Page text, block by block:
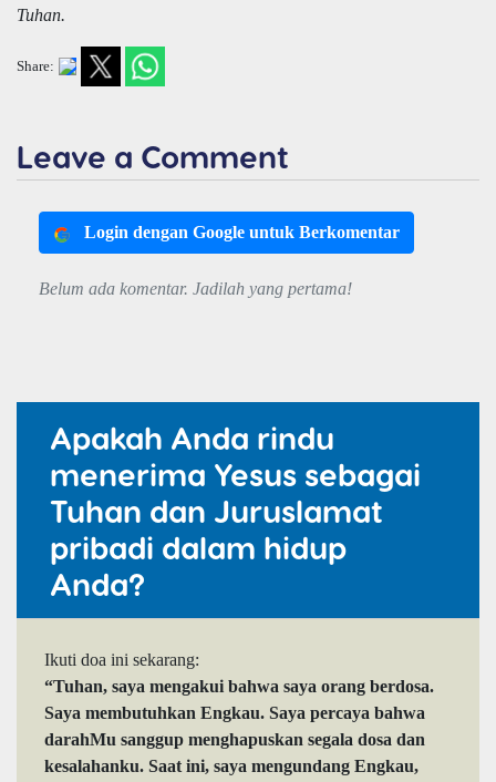
Tuhan.
Share:
Leave a Comment
Login dengan Google untuk Berkomentar
Belum ada komentar. Jadilah yang pertama!
Apakah Anda rindu
menerima Yesus sebagai
Tuhan dan Juruslamat
pribadi dalam hidup
Anda?
Ikuti doa ini sekarang:
“Tuhan, saya mengakui bahwa saya orang berdosa.
Saya membutuhkan Engkau. Saya percaya bahwa
darahMu sanggup menghapuskan segala dosa dan
kesalahanku. Saat ini, saya mengundang Engkau,